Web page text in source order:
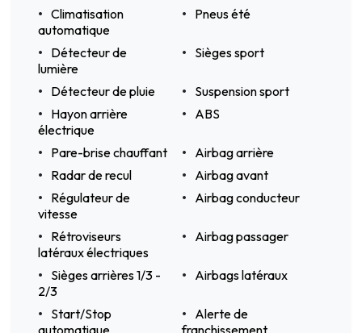
Climatisation
automatique
Pneus été
Détecteur de
lumière
Sièges sport
Détecteur de pluie
Suspension sport
Hayon arrière
électrique
ABS
Pare-brise chauffant
Airbag arrière
Radar de recul
Airbag avant
Régulateur de
vitesse
Airbag conducteur
Rétroviseurs
latéraux électriques
Airbag passager
Sièges arrières 1/3 -
2/3
Airbags latéraux
Start/Stop
automatique
Alerte de
franchissement